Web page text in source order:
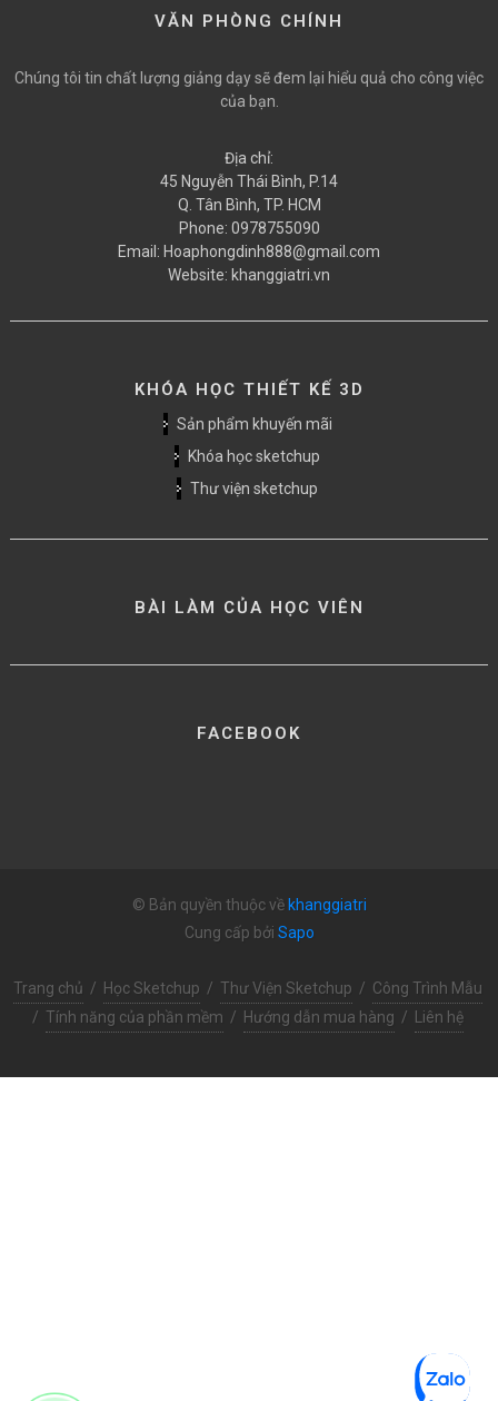
VĂN PHÒNG CHÍNH
Chúng tôi tin chất lượng giảng dạy sẽ đem lại hiểu quả cho công việc
của bạn.
Địa chỉ:
45 Nguyễn Thái Bình, P.14
Q. Tân Bình, TP. HCM
Phone: 0978755090
Email: Hoaphongdinh888@gmail.com
Website: khanggiatri.vn
KHÓA HỌC THIẾT KẾ 3D
Sản phẩm khuyến mãi
Khóa học sketchup
Thư viện sketchup
BÀI LÀM CỦA HỌC VIÊN
FACEBOOK
© Bản quyền thuộc về khanggiatri
Cung cấp bởi Sapo
Trang chủ / Học Sketchup / Thư Viện Sketchup / Công Trình Mẫu
/ Tính năng của phần mềm / Hướng dẫn mua hàng / Liên hệ